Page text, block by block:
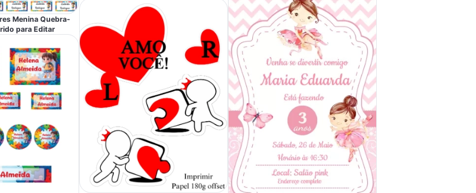
Menina Quebra-
para Editar